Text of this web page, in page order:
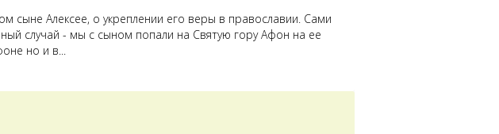
сыне Алексее, о укреплении его веры в православии. Сами
случай - мы с сыном попали на Святую гору Афон на ее
но и в...